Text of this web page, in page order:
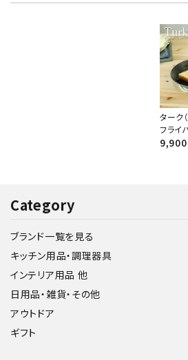
ターク
フライ
Category
ブランド一覧を見る
キッチン用品・調理器具
インテリア用品 他
日用品・雑貨・その他
アウトドア
ギフト